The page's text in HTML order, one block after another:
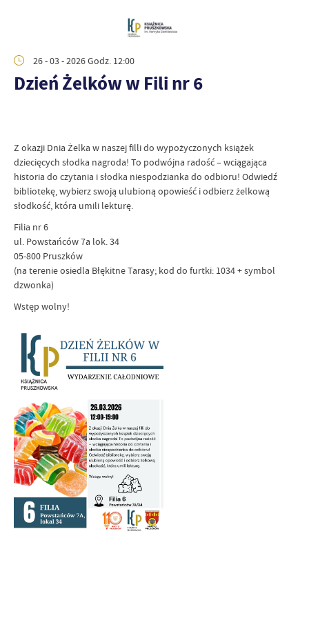
26 - 03 - 2026 Godz. 12:00
Dzień Żelków w Fili nr 6
Z okazji Dnia Żelka w naszej filli do wypożyczonych książek
dziecięcych słodka nagroda! To podwójna radość – wciągająca
historia do czytania i słodka niespodzianka do odbioru! Odwiedź
bibliotekę, wybierz swoją ulubioną opowieść i odbierz żelkową
słodkość, która umili lekturę.
Filia nr 6
ul. Powstańców 7a lok. 34
05-800 Pruszków
(na terenie osiedla Błękitne Tarasy; kod do furtki: 1034 + symbol
dzwonka)
Wstęp wolny!